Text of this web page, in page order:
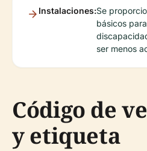
Instalaciones:Se
básicos
ser menos
Código de
y etiqueta